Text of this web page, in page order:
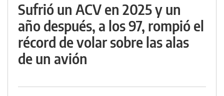
Sufrió un ACV en 2025 y un
año después, a los 97, rompió el
récord de volar sobre las alas
de un avión